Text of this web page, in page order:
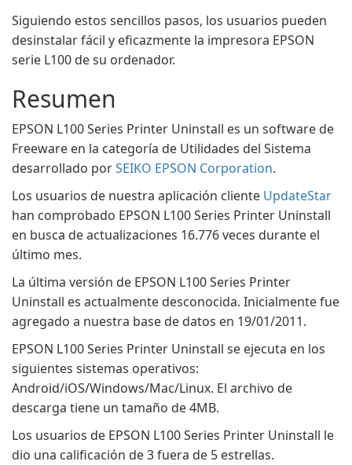
Siguiendo estos sencillos pasos, los usuarios pueden
desinstalar fácil y eficazmente la impresora EPSON
serie L100 de su ordenador.
Resumen
EPSON L100 Series Printer Uninstall es un software de
Freeware en la categoría de Utilidades del Sistema
desarrollado porSEIKO EPSON Corporation.
Los usuarios de nuestra aplicación cliente UpdateStar
han comprobado EPSON L100 Series Printer Uninstall
en busca de actualizaciones 16.776 veces durante el
último mes.
La última versión de EPSON L100 Series Printer
Uninstall es actualmente desconocida. Inicialmente fue
agregado a nuestra base de datos en 19/01/2011.
EPSON L100 Series Printer Uninstall se ejecuta en los
siguientes sistemas operativos:
Android/iOS/Windows/Mac/Linux. El archivo de
descarga tiene un tamaño de 4MB.
Los usuarios de EPSON L100 Series Printer Uninstall le
dio una calificación de 3 fuera de 5 estrellas.